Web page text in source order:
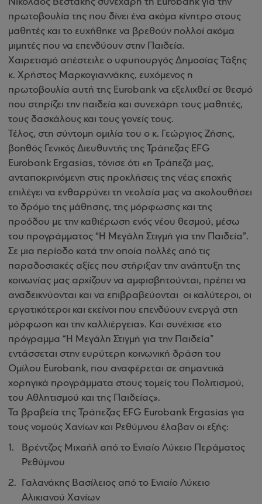
πρωτοβουλία της που δίνει ένα ακόμα κίνητρο στους
μαθητές και το ευχήθηκε να βρεθούν πολλοί ακόμα
μιμητές που να επενδύουν στην Παιδεία.
Χαιρετισμό απέστειλε ο υφυπουργός Δημοσίας Τάξης
κ. Χρήστος Μαρκογιαννάκης, ευχόμενος η
πρωτοβουλία αυτή της Eurobank να εξελιχθεί σε θεσμό
που στηρίζει την παιδεία και συνεχάρη τους μαθητές,
τους δασκάλους και τους γονείς τους.
Τέλος, στη σύντομη ομιλία του ο κ. Γεώργιος Ζήσης,
βοηθός Γενικός Διευθυντής της Τράπεζας ΕFG
Eurobank Ergasias, τόνισε ότι «η Τράπεζά μας,
ανταποκρινόμενη στις προκλήσεις της νέας εποχής
επιλέγει να ενθαρρύνει τη νεολαία μας να ακολουθήσει
το δρόμο της μάθησης, της μόρφωσης και της
προόδου με την καθιέρωση ενός νέου θεσμού, μέσω
του προγράμματος “Η Μεγάλη Στιγμή για την Παιδεία”.
Σε μια περίοδο κατά την οποία πολλές από τις
παραδοσιακές αξίες που στήριξαν την ανάπτυξη της
κοινωνίας μας αρχίζουν να αμφισβητούνται, πρέπει να
αναδεικνύονται και να επιβραβεύονται οι καλύτεροι, οι
εργατικότεροι και εκείνοι που επενδύουν ενεργά στη
μόρφωση και την καλλιέργεια». Και συνέχισε «το
πρόγραμμα “Η Μεγάλη Στιγμή για την Παιδεία”
εντάσσεται στην ευρύτερη κοινωνική δράση του
Ομίλου Eurobank, που αναφέρεται σε σημαντικά
χορηγικά προγράμματα στους τομείς του Πολιτισμού,
του Αθλητισμού και της Παιδείας».
Τα βραβεία της Τράπεζας EFG Eurobank Ergasias για
τους νομούς Χανίων και Ρεθύμνου έλαβαν οι εξής:
Βρέντζος Μιχαήλ από το Ενιαίο Λύκειο Περάματος
Ρεθύμνου
Γαλανάκης Βασίλειος από το Ενιαίο Λύκειο
Αλικιανού Χανίων